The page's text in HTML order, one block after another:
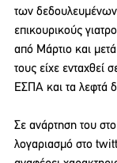
των
επικουρικούς
από Μάρτιο και μετά
τους είχε
ΕΣΠΑ και τα λεφτά
Σε ανάρτηση του
λογαριασμό στο